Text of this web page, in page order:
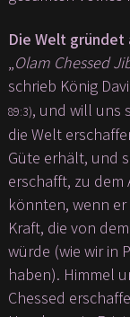
Die Welt gründet
„Olam Chessed
schrieb König
89:3), und will uns
die Welt
Güte erhält, und
erschafft, zu dem
könnten, wenn
Kraft, die von
würde (wie wir in
haben). Himmel
Chessed